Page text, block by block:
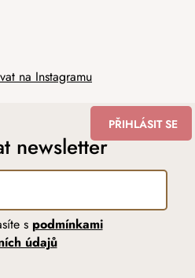
na Instagramu
newsletter
s podmínkami
údajů
PŘIHLÁSIT SE